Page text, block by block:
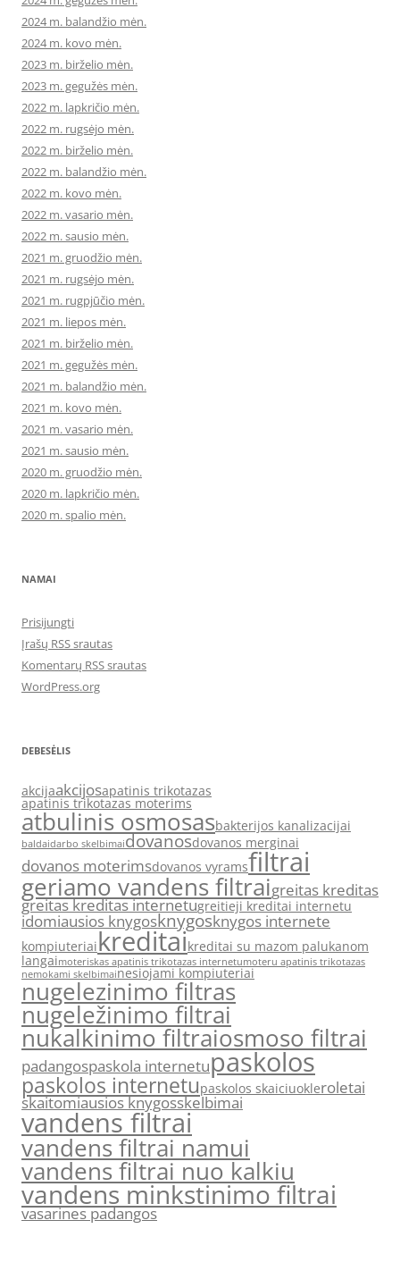
2024 m. balandžio mėn.
2024 m. kovo mėn.
2023 m. birželio mėn.
2023 m. gegužės mėn.
2022 m. lapkričio mėn.
2022 m. rugsėjo mėn.
2022 m. birželio mėn.
2022 m. balandžio mėn.
2022 m. kovo mėn.
2022 m. vasario mėn.
2022 m. sausio mėn.
2021 m. gruodžio mėn.
2021 m. rugsėjo mėn.
2021 m. rugpjūčio mėn.
2021 m. liepos mėn.
2021 m. birželio mėn.
2021 m. gegužės mėn.
2021 m. balandžio mėn.
2021 m. kovo mėn.
2021 m. vasario mėn.
2021 m. sausio mėn.
2020 m. gruodžio mėn.
2020 m. lapkričio mėn.
2020 m. spalio mėn.
NAMAI
Prisijungti
Įrašų RSS srautas
Komentarų RSS srautas
WordPress.org
DEBESĖLIS
akcijaakcijosapatinis trikotazas
apatinis trikotazas moterims
atbulinis osmosasbakterijos kanalizacijai
baldaidarbo skelbimaidovanosdovanos merginai
dovanos moterimsdovanos vyramsfiltrai
geriamo vandens filtraigreitas kreditas
greitas kreditas internetugreitieji kreditai internetu
idomiausios knygosknygosknygos internete
kompiuteriaikreditaikreditai su mazom palukanom
langaimoteriskas apatinis trikotazas internetumoteru apatinis trikotazas
nemokami skelbimainesiojami kompiuteriai
nugelezinimo filtras
nugeležinimo filtrai
nukalkinimo filtraiosmoso filtrai
padangospaskola internetupaskolos
paskolos internetupaskolos skaiciuokleroletai
skaitomiausios knygosskelbimai
vandens filtrai
vandens filtrai namui
vandens filtrai nuo kalkiu
vandens minkstinimo filtrai
vasarines padangos